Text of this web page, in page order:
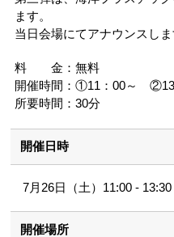
ます。
当日会場にてアナウンスし
料 金：無料
開催時間：①11：00～ ②13
所要時間：30分
開催日時
7月26日（土）11:00 - 13:30
開催場所